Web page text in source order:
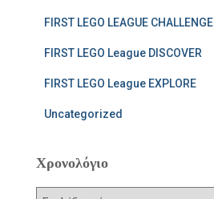
FIRST LEGO LEAGUE CHALLENGE
FIRST LEGO League DISCOVER
FIRST LEGO League EXPLORE
Uncategorized
Χρονολόγιο